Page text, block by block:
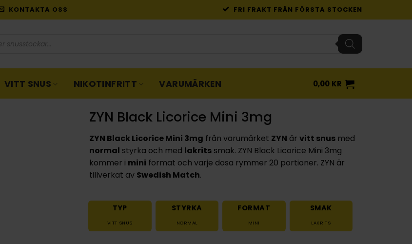
KONTAKTA OSS FRI FRAKT FRÅN FÖRSTA STOCKEN
VITT SNUS NIKOTINFRITT VARUMÄRKEN 0,00 KR
ZYN Black Licorice Mini 3mg
ZYN Black Licorice Mini 3mg från varumärket ZYN är vitt snus med
normal styrka och med lakrits smak. ZYN Black Licorice Mini 3mg
kommer i mini format och varje dosa rymmer 20 portioner. ZYN är
tillverkat av Swedish Match.
TYP
VITT SNUS
STYRKA
NORMAL
FORMAT
MINI
SMAK
LAKRITS